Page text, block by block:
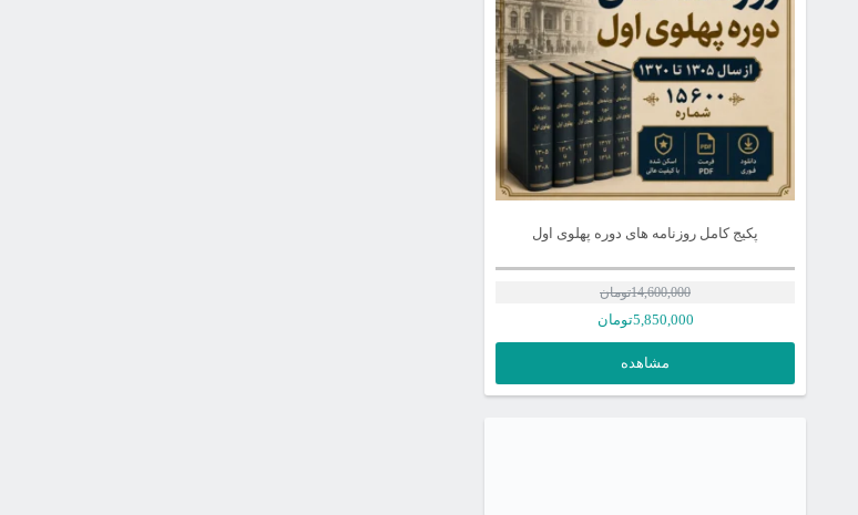
پکیج کامل روزنامه های دوره پهلوی اول
14,600,000تومان
14,600,000تومان
5,850,000تومان
فعلی
مشاهده